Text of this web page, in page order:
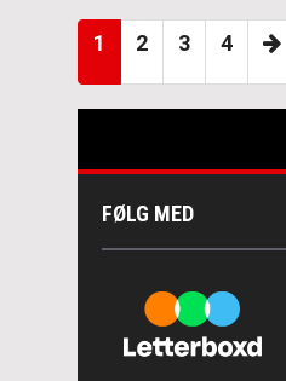
1 2 3 4
FØLG MED